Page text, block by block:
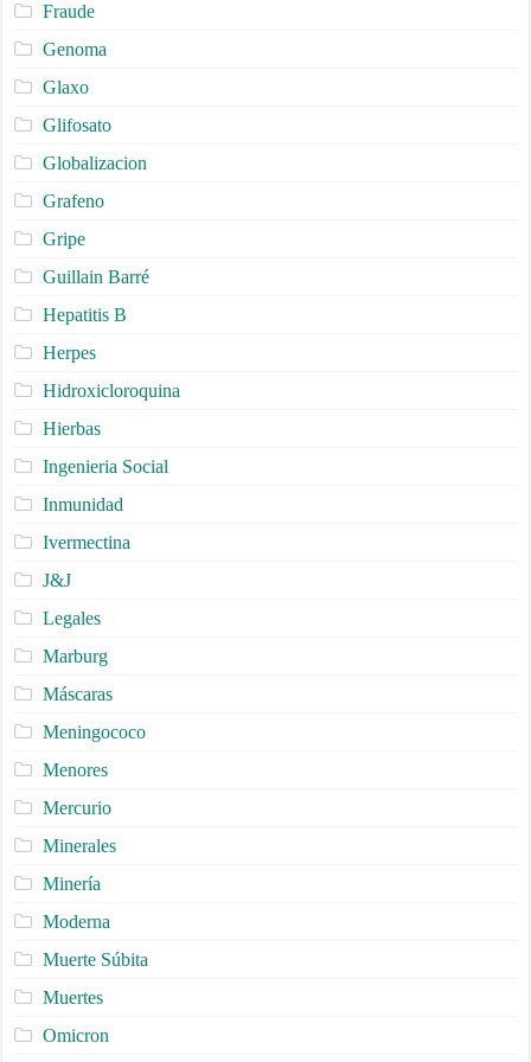
Fraude
Genoma
Glaxo
Glifosato
Globalizacion
Grafeno
Gripe
Guillain Barré
Hepatitis B
Herpes
Hidroxicloroquina
Hierbas
Ingenieria Social
Inmunidad
Ivermectina
J&J
Legales
Marburg
Máscaras
Meningococo
Menores
Mercurio
Minerales
Minería
Moderna
Muerte Súbita
Muertes
Omicron